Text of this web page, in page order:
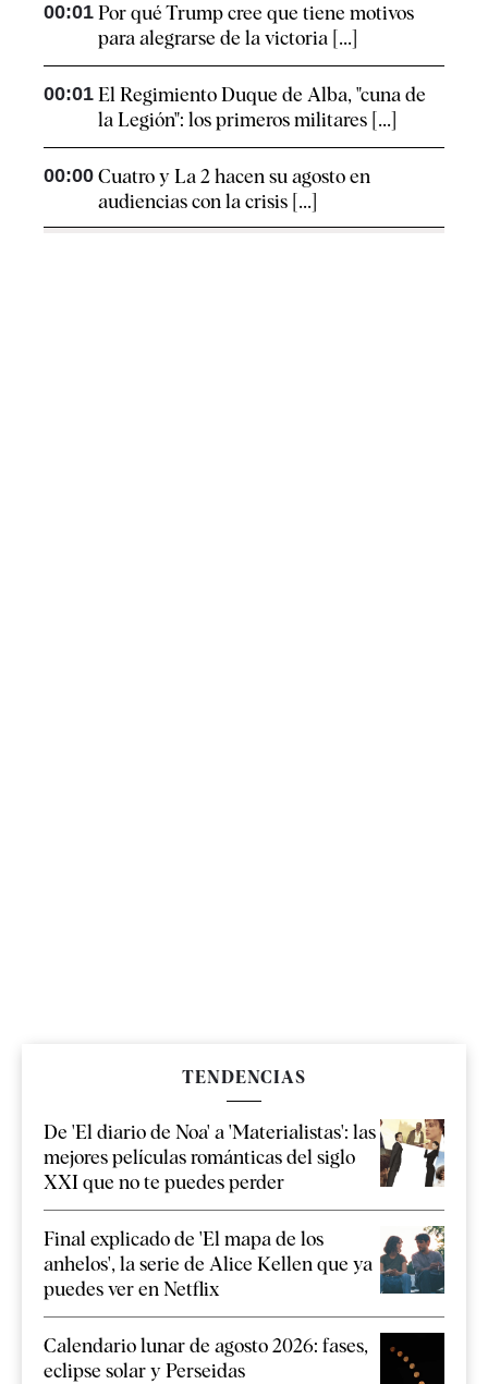
00:01 Por qué Trump cree que tiene motivos
para alegrarse de la victoria [...]
00:01 El Regimiento Duque de Alba, "cuna de
la Legión": los primeros militares [...]
00:00 Cuatro y La 2 hacen su agosto en
audiencias con la crisis [...]
TENDENCIAS
De 'El diario de Noa' a 'Materialistas': las
mejores películas románticas del siglo
XXI que no te puedes perder
Final explicado de 'El mapa de los
anhelos', la serie de Alice Kellen que ya
puedes ver en Netflix
Calendario lunar de agosto 2026: fases,
eclipse solar y Perseidas